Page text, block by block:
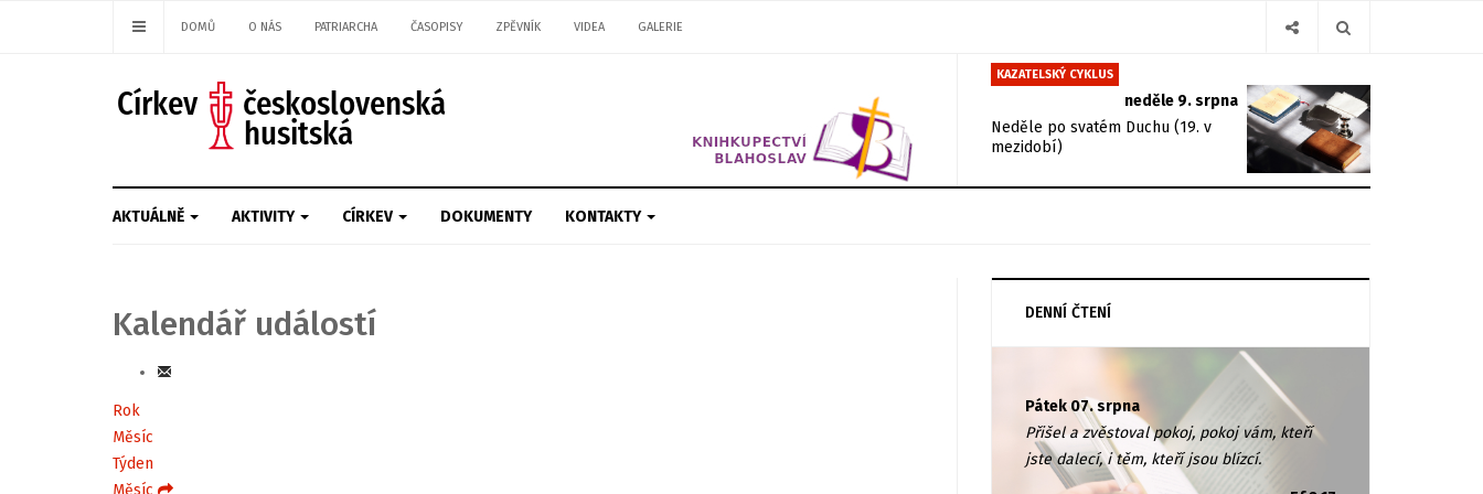
DOMŮ O NÁS PATRIARCHA ČASOPISY ZPĚVNÍK VIDEA GALERIE
KAZATELSKÝ CYKLUS
neděle 9. srpna
Neděle po svatém Duchu (19. v
mezidobí)
AKTUÁLNĚ AKTIVITY CÍRKEV DOKUMENTY KONTAKTY
Kalendář událostí
Rok
Měsíc
Týden
Měsíc
DENNÍ ČTENÍ
Pátek 07. srpna
Přišel a zvěstoval pokoj, pokoj vám, kteří
jste dalecí, i těm, kteří jsou blízcí.